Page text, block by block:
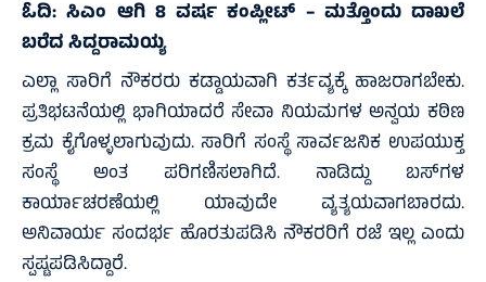
ಓದಿ:ಸಿಎಂ ಆಗಿ 8 ವರ್ಷ ಕಂಪ್ಲೀಟ್‌ – ಮತ್ತೊಂದು ದಾಖಲೆ
ಬರೆದ ಸಿದ್ದರಾಮಯ್ಯ
ಎಲ್ಲಾ ಸಾರಿಗೆ ನೌಕರರು ಕಡ್ಡಾಯವಾಗಿ ಕರ್ತವ್ಯಕ್ಕೆ ಹಾಜರಾಗಬೇಕು.
ಪ್ರತಿಭಟನೆಯಲ್ಲಿ ಭಾಗಿಯಾದರೆ ಸೇವಾ ನಿಯಮಗಳ ಅನ್ವಯ ಕಠಿಣ
ಕ್ರಮ ಕೈಗೊಳ್ಳಲಾಗುವುದು. ಸಾರಿಗೆ ಸಂಸ್ಥೆ ಸಾರ್ವಜನಿಕ ಉಪಯುಕ್ತ
ಸಂಸ್ಥೆ ಅಂತ ಪರಿಗಣಿಸಲಾಗಿದೆ. ನಾಡಿದ್ದು ಬಸ್‌ಗಳ
ಕಾರ್ಯಾಚರಣೆಯಲ್ಲಿ ಯಾವುದೇ ವ್ಯತ್ಯಯವಾಗಬಾರದು.
ಅನಿವಾರ್ಯ ಸಂದರ್ಭ ಹೊರತುಪಡಿಸಿ ನೌಕರರಿಗೆ ರಜೆ ಇಲ್ಲ ಎಂದು
ಸ್ಪಷ್ಟಪಡಿಸಿದ್ದಾರೆ.